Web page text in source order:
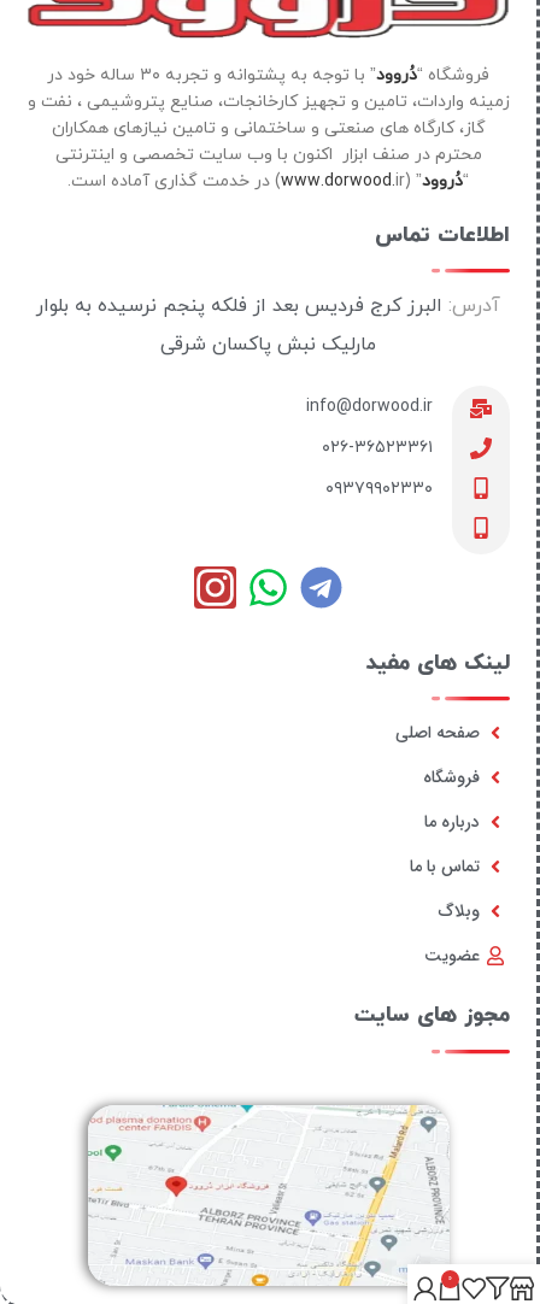
فروشگاه “دُروود
” با توجه به پشتوانه و تجربه ۳۰ ساله خود در
زمینه واردات، تامین و تجهیز کارخانجات، صنایع پتروشیمی ، نفت و
گاز، کارگاه های صنعتی و ساختمانی و تامین نیازهای همکاران
محترم در صنف ابزار اکنون با وب سایت تخصصی و اینترنتی
“دُروود” (
www.dorwood.ir) در خدمت گذاری آماده است.
اطلاعات تماس
آدرس: البرز کرج فردیس بعد از فلکه پنجم نرسیده به بلوار
مارلیک نبش پاکسان شرقی
info@dorwood.ir
۰۲۶-۳۶۵۲۳۳۶۱
۰۹۳۷۹۹۰۲۳۳۰
لینک های مفید
صفحه اصلی
فروشگاه
درباره ما
تماس با ما
وبلاگ
عضویت
مجوز های سایت
0